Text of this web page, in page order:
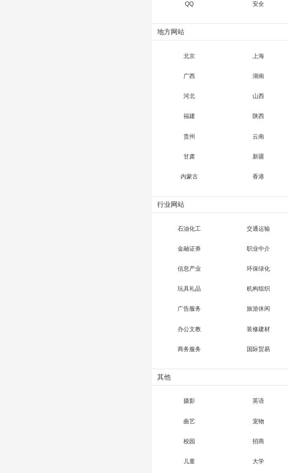
QQ 安全
地方网站
北京 上海
广西 湖南
河北 山西
福建 陕西
贵州 云南
甘肃 新疆
内蒙古 香港
行业网站
石油化工 交通运输
金融证券 职业中介
信息产业 环保绿化
玩具礼品 机构组织
广告服务 旅游休闲
办公文教 装修建材
商务服务 国际贸易
其他
摄影 英语
曲艺 宠物
校园 招商
儿童 大学